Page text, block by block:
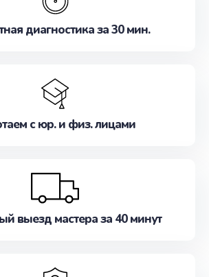
диагностика за 30 мин.
с юр. и физ. лицами
выезд мастера за 40 минут